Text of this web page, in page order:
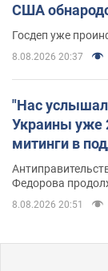
США
Госдеп уже
8.08.2026 20:37
"Нас
Украины уже
митинги в
Федорова
8.08.2026 20:51